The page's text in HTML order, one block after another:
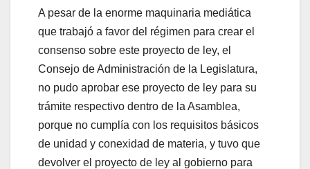
A pesar de la enorme maquinaria mediática
que trabajó a favor del régimen para crear el
consenso sobre este proyecto de ley, el
Consejo de Administración de la Legislatura,
no pudo aprobar ese proyecto de ley para su
trámite respectivo dentro de la Asamblea,
porque no cumplía con los requisitos básicos
de unidad y conexidad de materia, y tuvo que
devolver el proyecto de ley al gobierno para